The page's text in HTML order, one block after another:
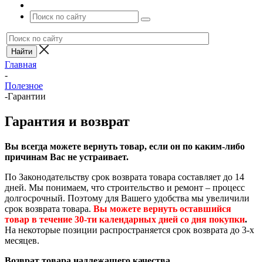
Главная
-
Полезное
-Гарантии
Гарантия и возврат
Вы всегда можете вернуть товар, если он по каким-либо
причинам Вас не устраивает.
По Законодательству срок возврата товара составляет до 14
дней. Мы понимаем, что строительство и ремонт – процесс
долгосрочный. Поэтому для Вашего удобства мы увеличили
срок возврата товара. Вы можете вернуть оставшийся
товар в течение 30-ти календарных дней со дня покупки.
На некоторые позиции распространяется срок возврата до 3-х
месяцев.